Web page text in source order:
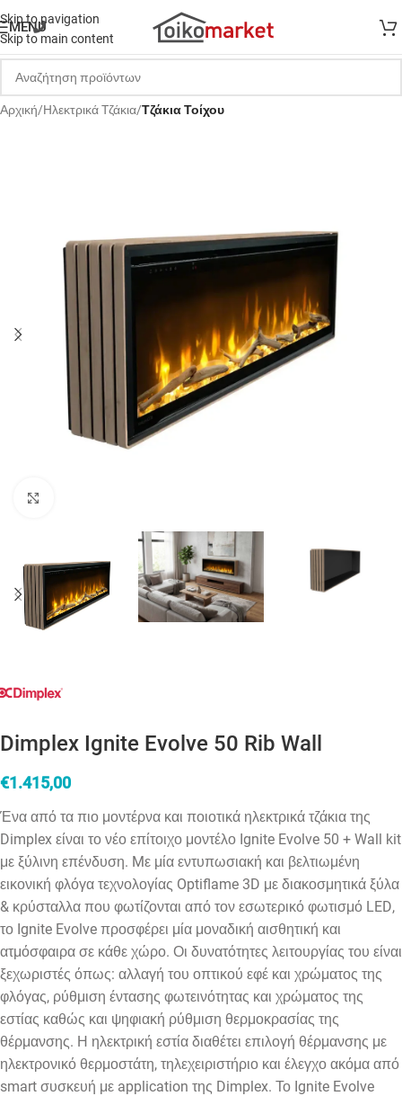
Skip to navigation
Skip to main content
MENU
Αρχική Hλεκτρικά Tζάκια Τζάκια Τοίχου
Dimplex Ignite Evolve 50 Rib Wall
€1.415,00
Ένα από τα πιο μοντέρνα και ποιοτικά ηλεκτρικά τζάκια της
Dimplex είναι το νέο επίτοιχο μοντέλο Ignite Evolve 50 + Wall kit
με ξύλινη επένδυση. Mε μία εντυπωσιακή και βελτιωμένη
εικονική φλόγα τεχνολογίας Optiflame 3D με διακοσμητικά ξύλα
& κρύσταλλα που φωτίζονται από τον εσωτερικό φωτισμό LED,
το Ignite Evolve προσφέρει μία μοναδική αισθητική και
ατμόσφαιρα σε κάθε χώρο. Οι δυνατότητες λειτουργίας του είναι
ξεχωριστές όπως: αλλαγή του οπτικού εφέ και χρώματος της
φλόγας, ρύθμιση έντασης φωτεινότητας και χρώματος της
εστίας καθώς και ψηφιακή ρύθμιση θερμοκρασίας της
θέρμανσης. Η ηλεκτρική εστία διαθέτει επιλογή θέρμανσης με
ηλεκτρονικό θερμοστάτη, τηλεχειριστήριο και έλεγχο ακόμα από
smart συσκευή με application της Dimplex. Το Ignite Evolve